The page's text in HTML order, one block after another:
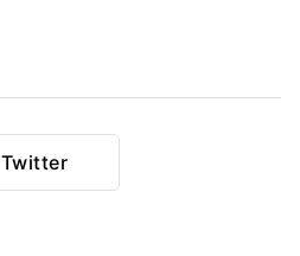
Twitter